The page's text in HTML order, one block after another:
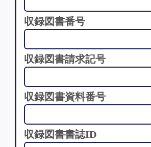
収録図書番号
収録図書請求記号
収録図書資料番号
収録図書書誌ID